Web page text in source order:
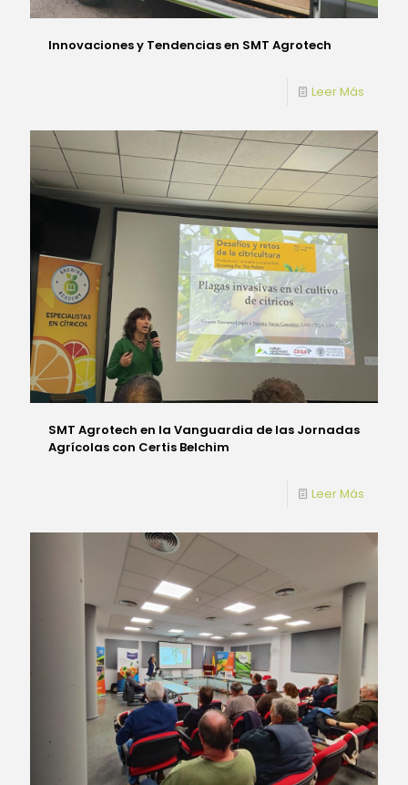
Innovaciones y Tendencias en SMT Agrotech
Leer Más
SMT Agrotech en la Vanguardia de las Jornadas
Agrícolas con Certis Belchim
Leer Más